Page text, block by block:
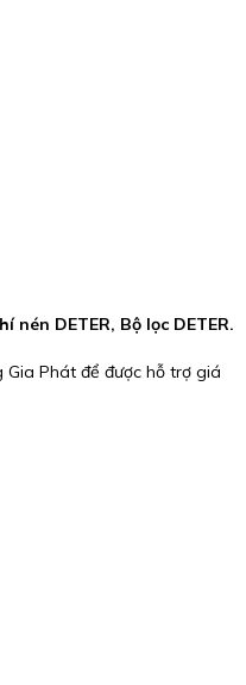
nén DETER, Bộ lọc DETER.
Gia Phát để được hỗ trợ giá